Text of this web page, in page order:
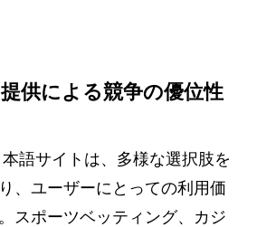
供による競争の優位性
語サイトは、多様な選択肢を
、ユーザーにとっての利用価
スポーツベッティング、カジ